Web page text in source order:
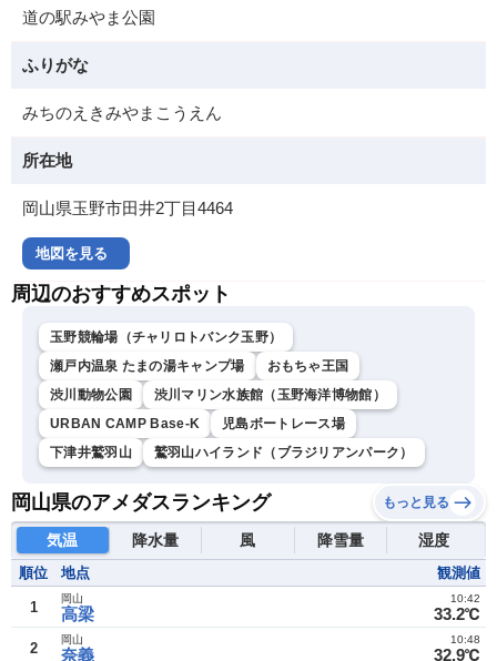
道の駅みやま公園
ふりがな
みちのえきみやまこうえん
所在地
岡山県玉野市田井2丁目4464
地図を見る
周辺のおすすめスポット
玉野競輪場（チャリロトバンク玉野）
瀬戸内温泉 たまの湯キャンプ場
おもちゃ王国
渋川動物公園
渋川マリン水族館（玉野海洋博物館）
URBAN CAMP Base-K
児島ボートレース場
下津井鷲羽山
鷲羽山ハイランド（ブラジリアンパーク）
岡山県のアメダスランキング もっと見る
気温 降水量 風 降雪量 湿度
順位 地点 観測値
1 高梁
岡山
33.2℃
10:42
2 奈義
岡山
32.9℃
10:48